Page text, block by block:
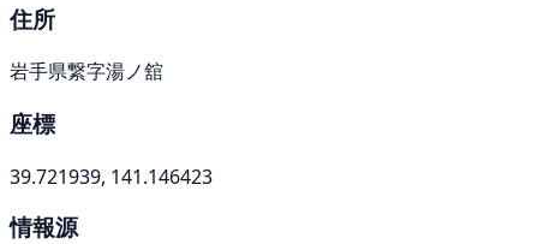
住所
岩手県繋字湯ノ舘
座標
39.721939, 141.146423
情報源